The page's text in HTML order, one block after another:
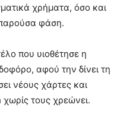
χρήματα, όσο και
φάση.
που υιοθέτησε η
αφού την δίνει τη
νέους χάρτες και
τους χρεώνει.